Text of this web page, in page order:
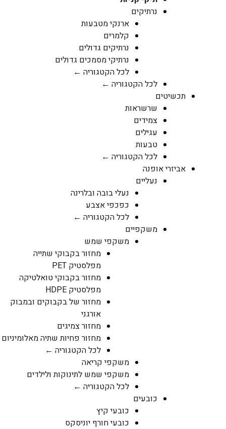
נרתיקים
ארנקי מטבעות
קלמרים
נרתיקים גדולים
נרתיקי מסמכים גדולים
לכל הקטגוריה ←
לכל הקטגוריה ←
תכשיטים
שרשראות
צמידים
עגילים
טבעות
לכל הקטגוריה ←
אביזרי אופנה
נעליים
נעלי בובה ובלרינה
כפכפי אצבע
לכל הקטגוריה ←
משקפיים
משקפי שמש
מחזור בקבוקי שתייה
מפלסטיק PET
מחזור בקבוקי טואלטיקה
מפלסטיק HDPE
מחזור של בקבוקים ובמבוק
אורגני
מחזור צמיגים
מחזור פחיות שתיה מאלומיניום
לכל הקטגוריה ←
משקפי קריאה
משקפי שמש לתינוקות ולילדים
לכל הקטגוריה ←
כובעים
כובעי קיץ
כובעי חורף יוניסקס